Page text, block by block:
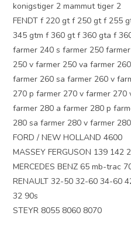
konigstiger 2 mammut tiger 2
FENDT f 220 gt f 250 gt f 255
345 gtm f 360 gt f 360 gta f
farmer 240 s farmer 250
250 v farmer 250 va farmer
farmer 260 sa farmer 260 v
270 p farmer 270 v farmer
farmer 280 a farmer 280 p
280 sa farmer 280 v farmer
FORD / NEW HOLLAND 4600
MASSEY FERGUSON 139
MERCEDES BENZ 65 mb-trac
RENAULT 32-50 32-60 34-60
32 90s
STEYR 8055 8060 8070